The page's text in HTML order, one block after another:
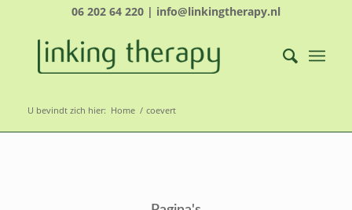
06 202 64 220 | info@linkingtherapy.nl
U bevindt zich hier: Home / coevert
ÉCHT NAAR JOUW